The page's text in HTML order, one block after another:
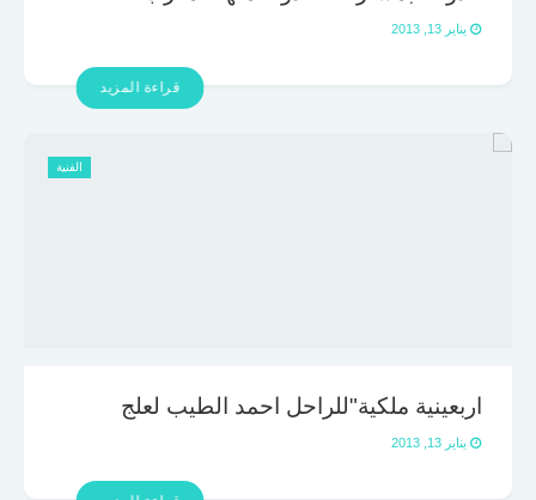
يناير 13, 2013
قراءة المزيد
الفنية
اربعينية ملكية"للراحل احمد الطيب لعلج
يناير 13, 2013